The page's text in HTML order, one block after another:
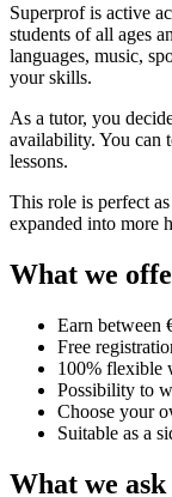
Superprof is active
students of all ages
languages, music,
your skills.
As a tutor, you
availability. You can
lessons.
This role is perfect
expanded into more
What we
Earn between
Free
100% flexible
Possibility to
Choose your
Suitable as a
What we ask